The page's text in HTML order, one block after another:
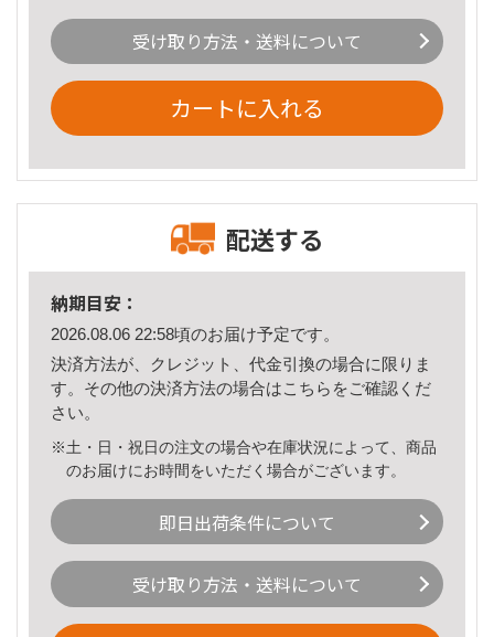
受け取り方法・送料について
カートに入れる
配送する
納期目安：
2026.08.06 22:58頃のお届け予定です。
決済方法が、クレジット、代金引換の場合に限りま
す。その他の決済方法の場合はこちら をご確認くだ
さい。
※土・日・祝日の注文の場合や在庫状況によって、商品
のお届けにお時間をいただく場合がございます。
即日出荷条件について
受け取り方法・送料について